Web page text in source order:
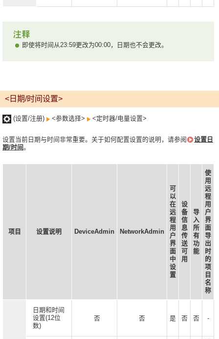
即使将时间从23:59更改为00:00，日期也不会更改。
<日期/时间设置>
(设置/注册) <参数选择> <定时器/电量设置>
设置当前日期与时间非常重要。关于如何配置设置的说明，请参阅
设置日
期/时间。
项目 设置说明 DeviceAdmin NetworkAdmin
可
以
在
远
程
用
户
界
面
中
设
置
设
备
信
息
传
送
可
用
导
入
所
有
功
能
使
用
远
程
用
户
界
面
导
出
时
的
项
目
名
称
日期和时间
设置(12位
数)
否 否 是 否 否 -